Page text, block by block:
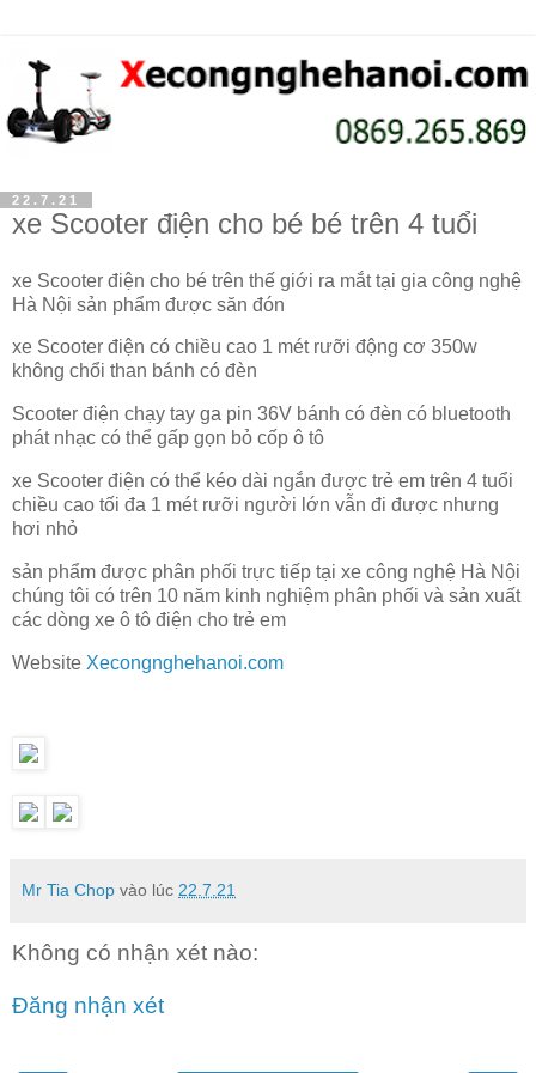
22.7.21
xe Scooter điện cho bé bé trên 4 tuổi
xe Scooter điện cho bé trên thế giới ra mắt tại gia công nghệ
Hà Nội sản phẩm được săn đón
xe Scooter điện có chiều cao 1 mét rưỡi động cơ 350w
không chổi than bánh có đèn
Scooter điện chạy tay ga pin 36V bánh có đèn có bluetooth
phát nhạc có thể gấp gọn bỏ cốp ô tô
xe Scooter điện có thể kéo dài ngắn được trẻ em trên 4 tuổi
chiều cao tối đa 1 mét rưỡi người lớn vẫn đi được nhưng
hơi nhỏ
sản phẩm được phân phối trực tiếp tại xe công nghệ Hà Nội
chúng tôi có trên 10 năm kinh nghiệm phân phối và sản xuất
các dòng xe ô tô điện cho trẻ em
Website Xecongnghehanoi.com
Mr Tia Chop vào lúc 22.7.21
Không có nhận xét nào:
Đăng nhận xét